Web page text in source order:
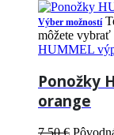
Výber možností
môžete vybrať
HUMMEL
Ponožky
orange
7.50€